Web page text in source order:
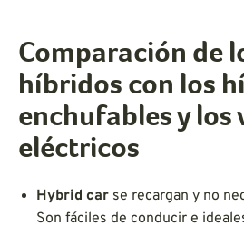
Comparación de
híbridos con los
enchufables y los
eléctricos
Hybrid car se recargan y no
Son fáciles de conducir e